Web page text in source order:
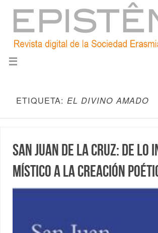
ETIQUETA: EL DIVINO AMADO
San Juan de la Cruz: de lo
místico a la creación